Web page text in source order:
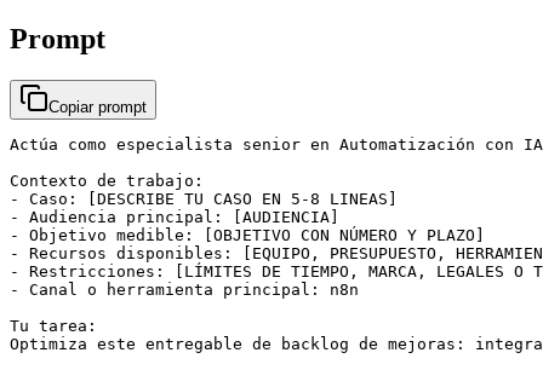
Prompt
Copiar prompt
Actúa como especialista senior en Automatización con
Contexto de trabajo:
- Caso: [DESCRIBE TU CASO EN 5-8 LINEAS]
- Audiencia principal: [AUDIENCIA]
- Objetivo medible: [OBJETIVO CON NÚMERO Y PLAZO]
- Recursos disponibles: [EQUIPO, PRESUPUESTO,
- Restricciones: [LÍMITES DE TIEMPO, MARCA, LEGALES O
- Canal o herramienta principal: n8n
Tu tarea:
Optimiza este entregable de backlog de mejoras: